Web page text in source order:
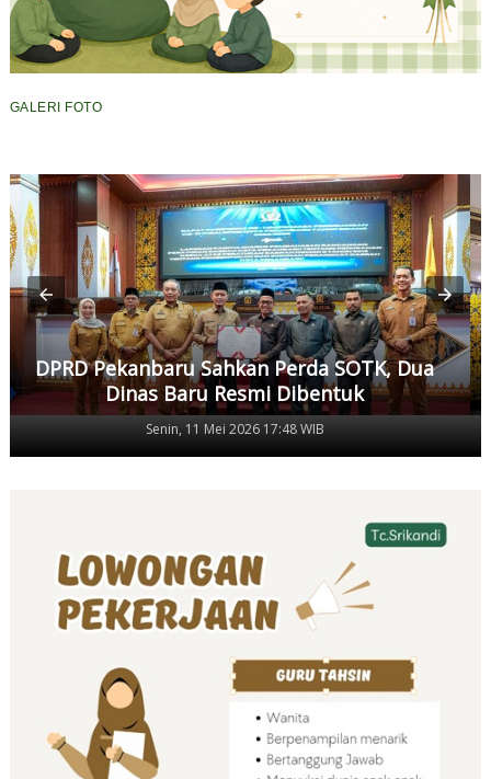
GALERI FOTO
DPRD Pekanbaru Sahkan Perda SOTK, Dua
Dinas Baru Resmi Dibentuk
Senin, 11 Mei 2026 17:48 WIB